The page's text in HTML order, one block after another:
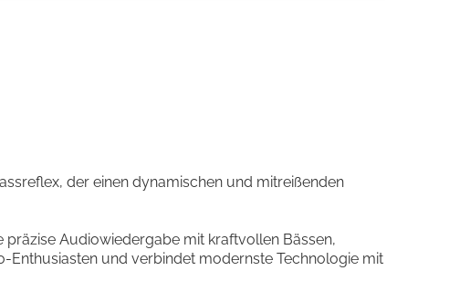
der einen dynamischen und mitreißenden
Audiowiedergabe mit kraftvollen Bässen,
Enthusiasten und verbindet modernste Technologie mit